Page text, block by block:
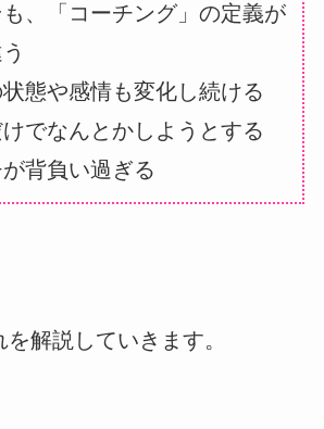
「コーチング」の定義が
や感情も変化し続ける
なんとかしようとする
負い過ぎる
解説していきます。